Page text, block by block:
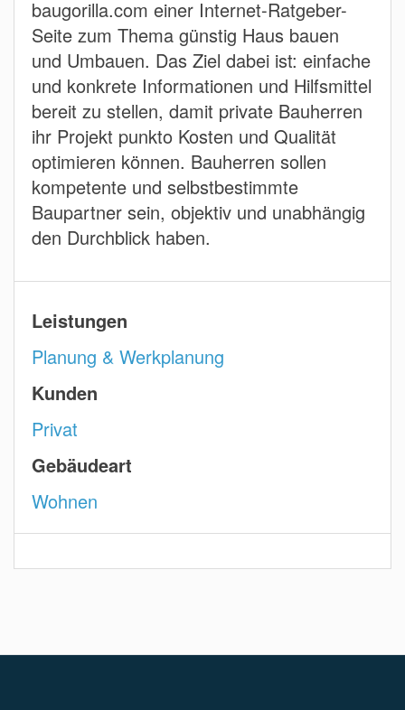
baugorilla.com einer Internet-Ratgeber-
Seite zum Thema günstig Haus bauen
und Umbauen. Das Ziel dabei ist: einfache
und konkrete Informationen und Hilfsmittel
bereit zu stellen, damit private Bauherren
ihr Projekt punkto Kosten und Qualität
optimieren können. Bauherren sollen
kompetente und selbstbestimmte
Baupartner sein, objektiv und unabhängig
den Durchblick haben.
Leistungen
Planung & Werkplanung
Kunden
Privat
Gebäudeart
Wohnen